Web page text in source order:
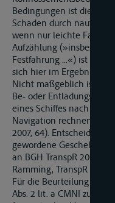
Bedingungen ist die
Schaden durch
wenn nur leichte
Aufzählung
Festfahrung ...«) ist nicht
sich hier im Ergebnis um
Nicht maßgeblich ist, ob
Be- oder
eines Schiffes nach
Navigation rechnen (vgl.
2007, 64). Entscheidend
gewordene Geschehen
an BGH TranspR 2007,
Ramming, TranspR 2007,
Für die Beurteilung der
Abs. 2 lit. a CMNI